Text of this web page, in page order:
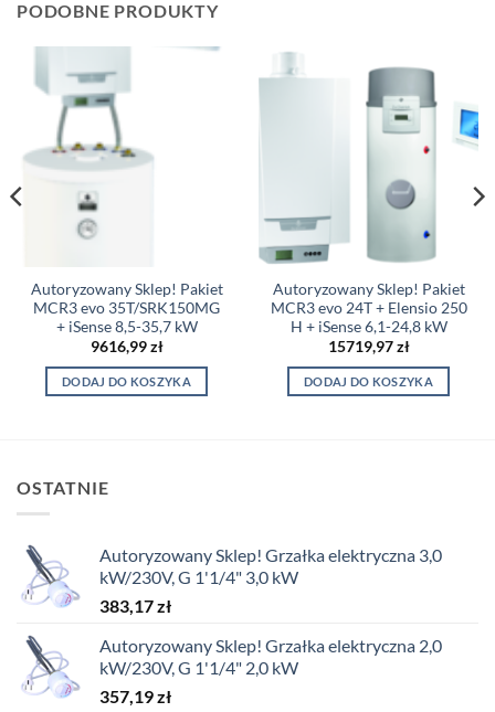
PODOBNE PRODUKTY
Autoryzowany Sklep! Pakiet
MCR3 evo 35T/SRK150MG
+ iSense 8,5-35,7 kW
9616,99zł
DODAJ DO KOSZYKA
Autoryzowany Sklep! Pakiet
MCR3 evo 24T + Elensio 250
H + iSense 6,1-24,8 kW
15719,97zł
DODAJ DO KOSZYKA
OSTATNIE
Autoryzowany Sklep! Grzałka elektryczna 3,0
kW/230V, G 1'1/4" 3,0 kW
383,17zł
Autoryzowany Sklep! Grzałka elektryczna 2,0
kW/230V, G 1'1/4" 2,0 kW
357,19zł